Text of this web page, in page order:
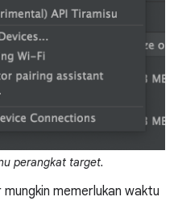
perangkat target.
memerlukan waktu